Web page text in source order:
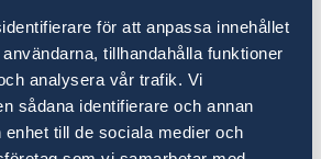
för att anpassa innehållet
tillhandahålla funktioner
analysera vår trafik. Vi
sådana identifierare och annan
enhet till de sociala medier och
av kortet. Kortet beställer du
och sedvänjor
lokala lagar och